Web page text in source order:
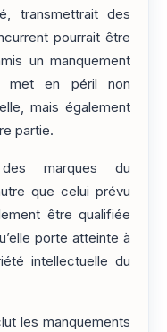
transmettrait des
pourrait être
un manquement
met en péril non
mais également
partie.
des marques du
que celui prévu
être qualifiée
porte atteinte à
intellectuelle du
les manquements